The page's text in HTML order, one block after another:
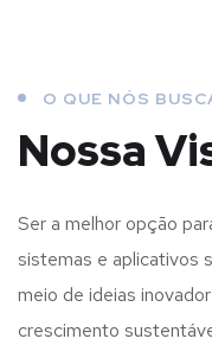
O QUE NÓS
Nossa
Ser a melhor opção
sistemas e aplicativos
meio de ideias
crescimento